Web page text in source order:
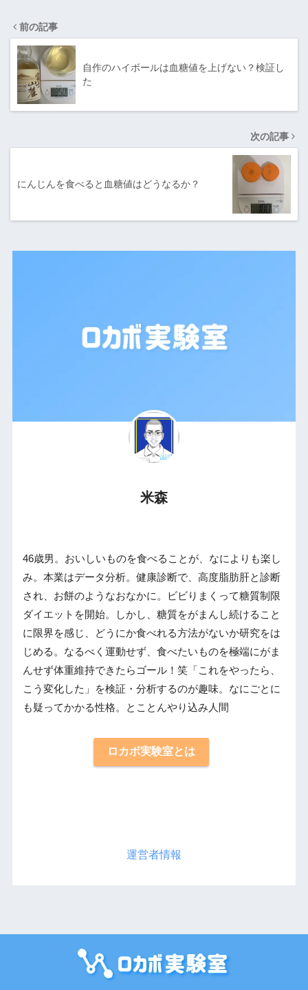
前の記事
自作のハイボールは血糖値を上げない？検証し
た
次の記事
にんじんを食べると血糖値はどうなるか？
米森
46歳男。おいしいものを食べることが、なによりも楽し
み。本業はデータ分析。健康診断で、高度脂肪肝と診断
され、お餅のようなおなかに。ビビりまくって糖質制限
ダイエットを開始。しかし、糖質をがまんし続けること
に限界を感じ、どうにか食べれる方法がないか研究をは
じめる。なるべく運動せず、食べたいものを極端にがま
んせず体重維持できたらゴール！笑「これをやったら、
こう変化した」を検証・分析するのが趣味。なにごとに
も疑ってかかる性格。とことんやり込み人間
ロカボ実験室とは
運営者情報